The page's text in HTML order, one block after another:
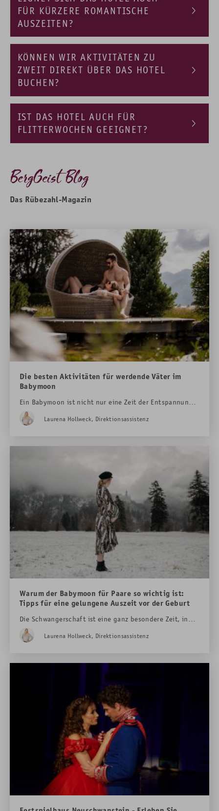
FÜR KÜRZERE ROMANTISCHE
AUSZEITEN?
KÖNNEN WIR AKTIVITÄTEN ZU
ZWEIT DIREKT ÜBER DAS HOTEL
BUCHEN?
IST DAS HOTEL AUCH FÜR
FLITTERWOCHEN GEEIGNET?
BergGeist Blog
Das Rübezahl-Magazin
Die besten Aktivitäten für werdende Väter im
Babymoon
Ein Babymoon ist nicht nur eine Zeit der Entspannung,
sondern auch eine Gelegenheit für werdende Väter, sich
bewusst auf ihre neue Rolle vorzubereiten - und dabei
Wellness und Genuss zu gestalten.
Laurena Hollweck, Direktionsassistenz
Warum der Babymoon für Paare so wichtig ist:
Tipps für eine gelungene Auszeit vor der Geburt
Die Schwangerschaft ist eine ganz besondere Zeit, in
der sich nicht nur der Körper verändert, sondern auch
die Vorfreude auf das gemeinsame Familienleben
und die Zweisamkeit zu genießen. Das
Rübezahl in Schwangau im Allgäu
weltberühmten Königsschlösser Neuschwanstein und
Hohenschwangaubietet dafür die ideale Kulisse.
Laurena Hollweck, Direktionsassistenz